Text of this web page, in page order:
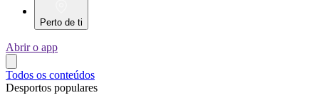
Perto de ti
Abrir o app
Todos os conteúdos
Desportos populares